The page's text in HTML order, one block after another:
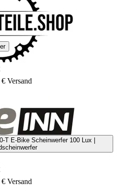
Versand
T E-Bike Scheinwerfer 100 Lux |
Versand